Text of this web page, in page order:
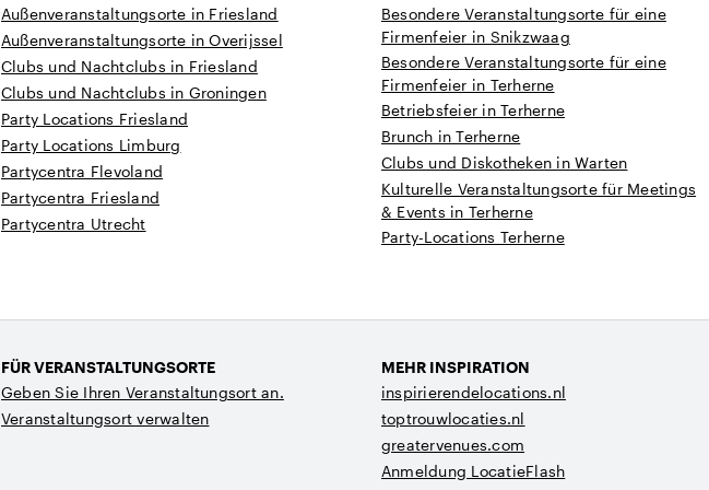
Außenveranstaltungsorte in Friesland
Außenveranstaltungsorte in Overijssel
Clubs und Nachtclubs in Friesland
Clubs und Nachtclubs in Groningen
Party Locations Friesland
Party Locations Limburg
Partycentra Flevoland
Partycentra Friesland
Partycentra Utrecht
Besondere Veranstaltungsorte für eine
Firmenfeier in Snikzwaag
Besondere Veranstaltungsorte für eine
Firmenfeier in Terherne
Betriebsfeier in Terherne
Brunch in Terherne
Clubs und Diskotheken in Warten
Kulturelle Veranstaltungsorte für Meetings
& Events in Terherne
Party-Locations Terherne
FÜR VERANSTALTUNGSORTE
Geben Sie Ihren Veranstaltungsort an.
Veranstaltungsort verwalten
MEHR INSPIRATION
inspirierendelocations.nl
toptrouwlocaties.nl
greatervenues.com
Anmeldung LocatieFlash